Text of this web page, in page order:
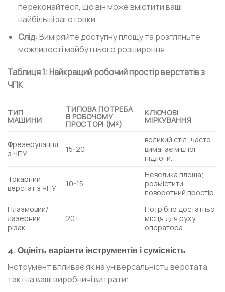
переконайтеся, що він може вмістити ваші
найбільші заготовки.
Слід: Виміряйте доступну площу та розгляньте
можливості майбутнього розширення.
Таблиця 1: Найкращий робочий простір верстатів з
ЧПК
ТИП
МАШИНИ
ТИПОВА ПОТРЕБА
В РОБОЧОМУ
ПРОСТОРІ (М²)
КЛЮЧОВІ
МІРКУВАННЯ
Фрезерування
з ЧПУ
15-20
великий стіл; часто
вимагає міцної
підлоги.
Токарний
верстат з ЧПУ
10-15
Невелика площа;
розмістити
поворотний простір.
Плазмовий/
лазерний
різак
20+
Потрібно достатньо
місця для руху
оператора.
4. Оцініть варіанти інструментів і сумісність
Інструмент впливає як на універсальність верстата,
так і на ваші виробничі витрати: